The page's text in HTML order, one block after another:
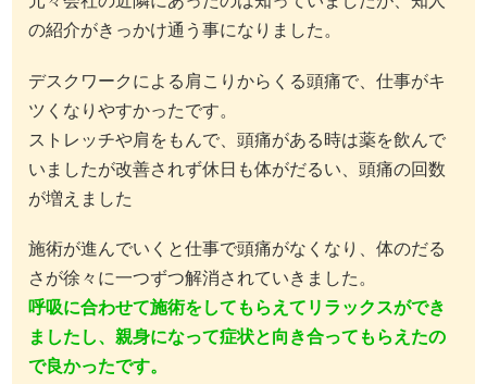
の紹介がきっかけ通う事になりました。
デスクワークによる肩こりからくる頭痛で、仕事がキ
ツくなりやすかったです。
ストレッチや肩をもんで、頭痛がある時は薬を飲んで
いましたが改善されず休日も体がだるい、頭痛の回数
が増えました
施術が進んでいくと仕事で頭痛がなくなり、体のだる
さが徐々に一つずつ解消されていきました。
呼吸に合わせて施術をしてもらえてリラックスができ
ましたし、親身になって症状と向き合ってもらえたの
で良かったです。